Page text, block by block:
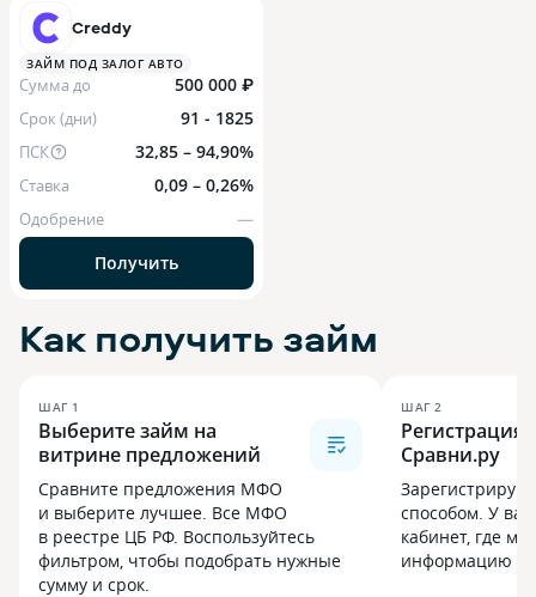
Creddy
ЗАЙМ ПОД ЗАЛОГ АВТО
Сумма до 500 000 ₽
Срок (дни) 91 - 1825
ПСК 32,85 – 94,90%
Ставка 0,09 – 0,26%
Одобрение
—
Получить
Как получить займ
ШАГ 1
Выберите займ на
витрине предложений
Сравните предложения МФО
и выберите лучшее. Все МФО
в реестре ЦБ РФ. Воспользуйтесь
фильтром, чтобы подобрать нужные
сумму и срок.
ШАГ 2
Регистрация
Сравни.ру
способом. У
кабинет, где
информацию и